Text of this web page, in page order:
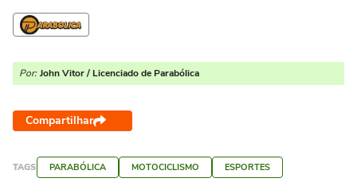
Por: John Vitor / Licenciado de Parabólica
Compartilhar
TAGS PARABÓLICA MOTOCICLISMO ESPORTES